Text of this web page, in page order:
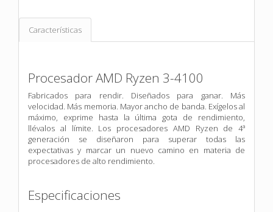
Características
Procesador AMD Ryzen 3-4100
Fabricados para rendir. Diseñados para ganar. Más
velocidad. Más memoria. Mayor ancho de banda. Exígelos al
máximo, exprime hasta la última gota de rendimiento,
llévalos al límite. Los procesadores AMD Ryzen de 4ª
generación se diseñaron para superar todas las
expectativas y marcar un nuevo camino en materia de
procesadores de alto rendimiento.
Especificaciones